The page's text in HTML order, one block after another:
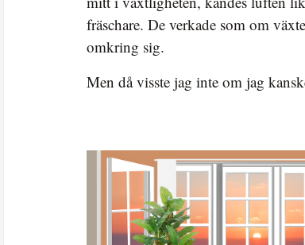
fräschare. De verkade som om
omkring sig.
Men då visste jag inte om jag